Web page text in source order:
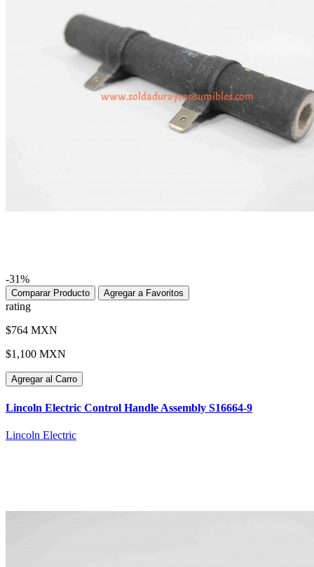
-31%
Comparar Producto Agregar a Favoritos
rating
$764 MXN
$1,100 MXN
Agregar al Carro
Lincoln Electric Control Handle Assembly S16664-9
Lincoln Electric